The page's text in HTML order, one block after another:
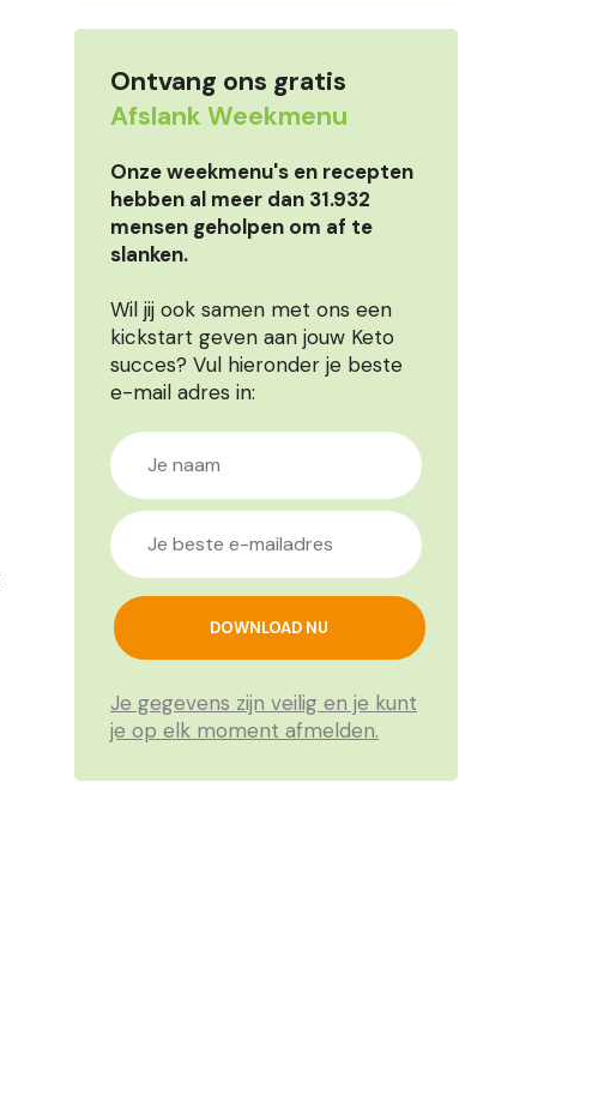
Ontvang ons gratis
Afslank Weekmenu
Onze weekmenu's en recepten
hebben al meer dan 31.932
mensen geholpen om af te
slanken.
Wil jij ook samen met ons een
kickstart geven aan jouw Keto
succes? Vul hieronder je beste
e-mail adres in:
Je gegevens zijn veilig en je kunt
je op elk moment afmelden.